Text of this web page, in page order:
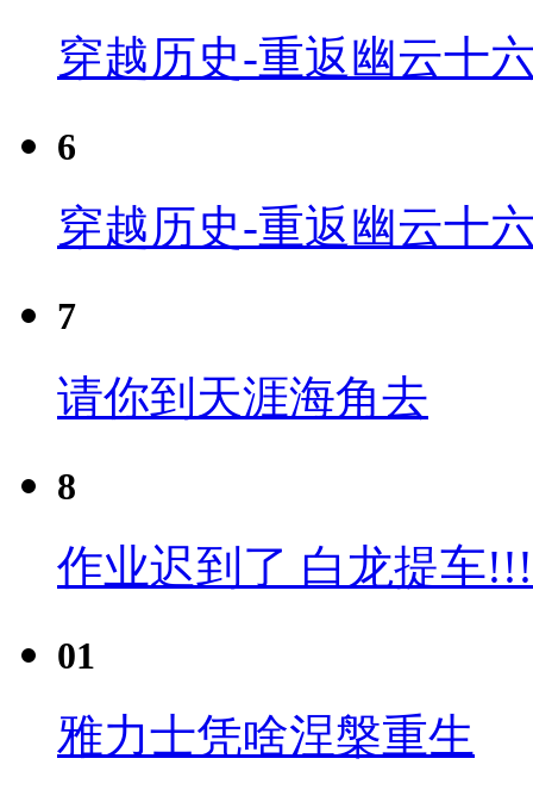
穿越历史-重返幽云十
6
穿越历史-重返幽云十
7
请你到天涯海角去
8
作业迟到了 白龙提车
01
雅力士凭啥涅槃重生